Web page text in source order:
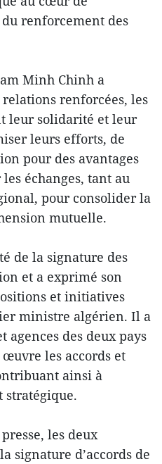
renforcement des
Minh Chinh a
renforcées, les
leur solidarité et leur
leurs efforts, de
pour des avantages
échanges, tant au
pour consolider la
mutuelle.
de la signature des
et a exprimé son
et initiatives
ministre algérien. Il a
agences des deux pays
les accords et
ainsi à
les deux
signature d’accords de